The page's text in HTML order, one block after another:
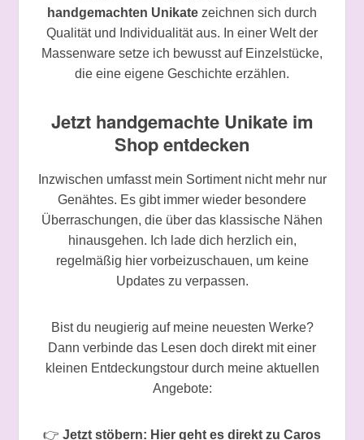
handgemachten Unikate zeichnen sich durch
Qualität und Individualität aus. In einer Welt der
Massenware setze ich bewusst auf Einzelstücke,
die eine eigene Geschichte erzählen.
Jetzt handgemachte Unikate im
Shop entdecken
Inzwischen umfasst mein Sortiment nicht mehr nur
Genähtes. Es gibt immer wieder besondere
Überraschungen, die über das klassische Nähen
hinausgehen. Ich lade dich herzlich ein,
regelmäßig hier vorbeizuschauen, um keine
Updates zu verpassen.
Bist du neugierig auf meine neuesten Werke?
Dann verbinde das Lesen doch direkt mit einer
kleinen Entdeckungstour durch meine aktuellen
Angebote:
👉 Jetzt stöbern: Hier geht es direkt zu Caros